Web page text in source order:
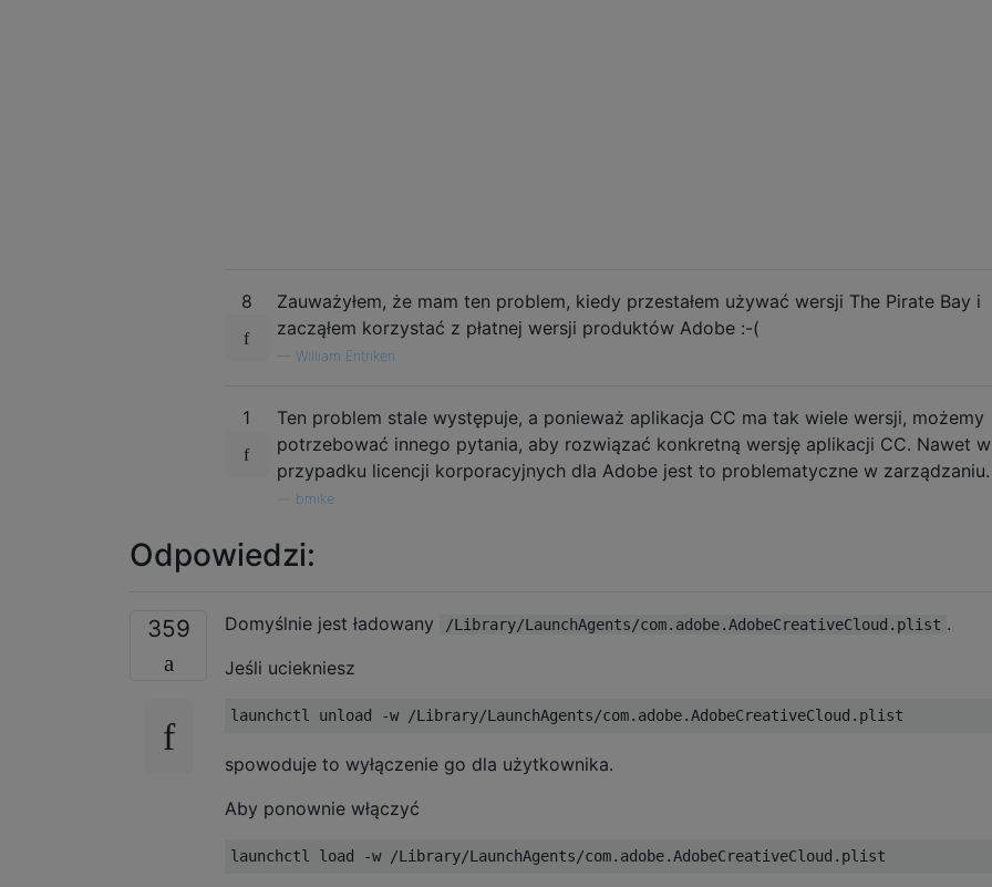
8
Zauważyłem, że mam ten problem, kiedy przestałem używać wersji The Pirate Bay i
zacząłem korzystać z płatnej wersji produktów Adobe :-(
William Entriken
1
Ten problem stale występuje, a ponieważ aplikacja CC ma tak wiele wersji, możemy
potrzebować innego pytania, aby rozwiązać konkretną wersję aplikacji CC. Nawet w
przypadku licencji korporacyjnych dla Adobe jest to problematyczne w zarządzaniu.
bmike
Odpowiedzi:
359 Domyślnie jest ładowany /Library/LaunchAgents/com.adobe.AdobeCreativeCloud.plist .
Jeśli uciekniesz
spowoduje to wyłączenie go dla użytkownika.
Aby ponownie włączyć